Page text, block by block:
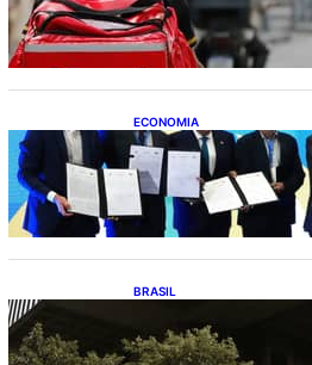
entregadores
ECONOMIA
ApexBrasil participa
investimento de R$
exportações de
BRASIL
Projetos de
milhões de brasileiros